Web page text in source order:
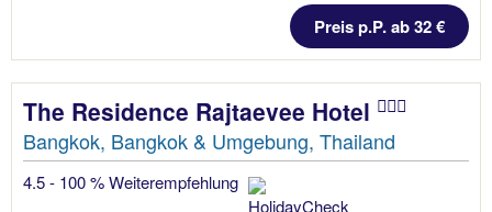
Preis p.P. ab 32 €
The Residence Rajtaevee Hotel
Bangkok, Bangkok & Umgebung, Thailand
4.5 - 100 % Weiterempfehlung